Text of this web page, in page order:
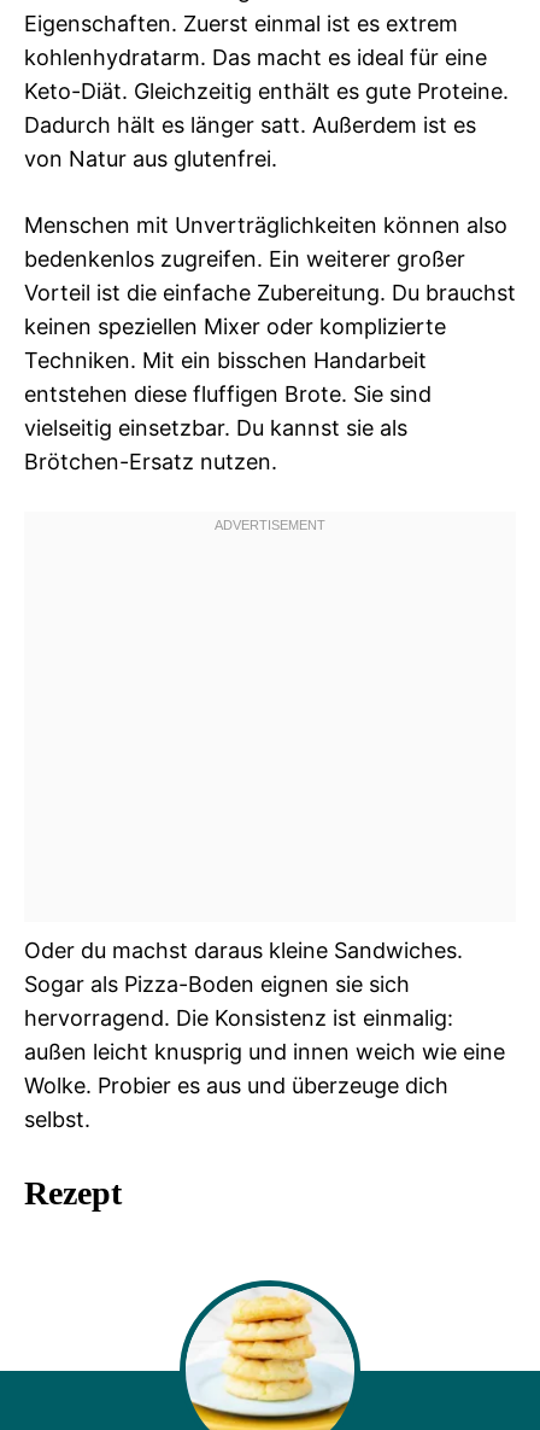
Eigenschaften. Zuerst einmal ist es extrem
kohlenhydratarm. Das macht es ideal für eine
Keto-Diät. Gleichzeitig enthält es gute Proteine.
Dadurch hält es länger satt. Außerdem ist es
von Natur aus glutenfrei.
Menschen mit Unverträglichkeiten können also
bedenkenlos zugreifen. Ein weiterer großer
Vorteil ist die einfache Zubereitung. Du brauchst
keinen speziellen Mixer oder komplizierte
Techniken. Mit ein bisschen Handarbeit
entstehen diese fluffigen Brote. Sie sind
vielseitig einsetzbar. Du kannst sie als
Brötchen-Ersatz nutzen.
Oder du machst daraus kleine Sandwiches.
Sogar als Pizza-Boden eignen sie sich
hervorragend. Die Konsistenz ist einmalig:
außen leicht knusprig und innen weich wie eine
Wolke. Probier es aus und überzeuge dich
selbst.
Rezept